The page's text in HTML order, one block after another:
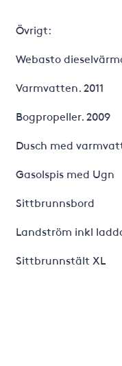
Övrigt:
Webasto
Varmvatten. 2011
Bogpropeller. 2009
Dusch med
Gasolspis med Ugn
Sittbrunnsbord
Landström inkl
Sittbrunnstält XL